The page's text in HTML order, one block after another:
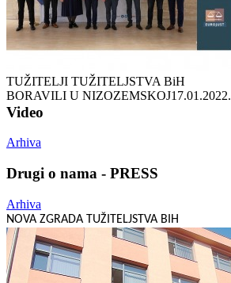
TUŽITELJI TUŽITELJSTVA BiH
BORAVILI U NIZOZEMSKOJ17.01.2022.
Video
Arhiva
Drugi o nama - PRESS
Arhiva
NOVA ZGRADA TUŽITELJSTVA BIH